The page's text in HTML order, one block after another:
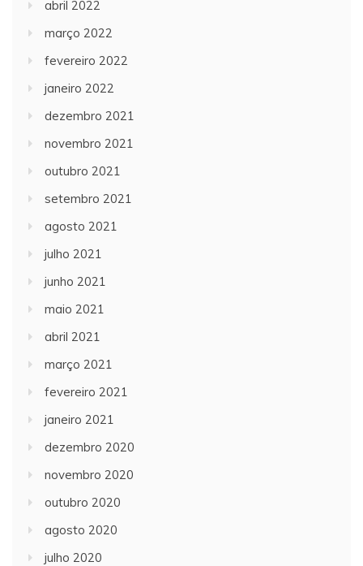
abril 2022
março 2022
fevereiro 2022
janeiro 2022
dezembro 2021
novembro 2021
outubro 2021
setembro 2021
agosto 2021
julho 2021
junho 2021
maio 2021
abril 2021
março 2021
fevereiro 2021
janeiro 2021
dezembro 2020
novembro 2020
outubro 2020
agosto 2020
julho 2020